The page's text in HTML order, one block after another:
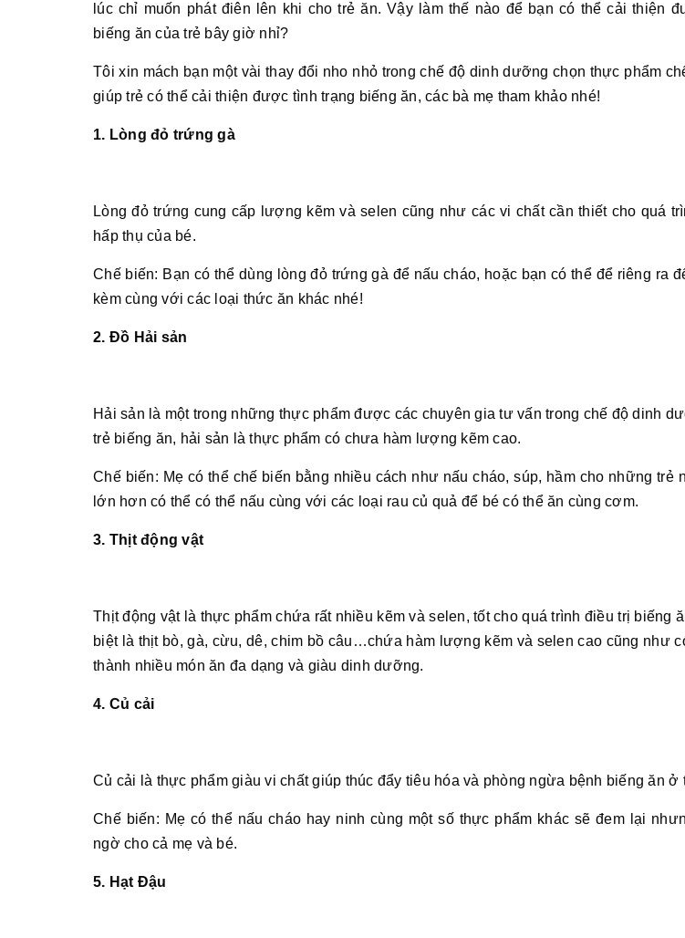
lúc chỉ muốn phát điên lên khi cho trẻ ăn. Vậy làm thế nào để bạn có thể cải thiện
biếng ăn của trẻ bây giờ nhỉ?
Tôi xin mách bạn một vài thay đổi nho nhỏ trong chế độ dinh dưỡng chọn thực phẩm
giúp trẻ có thể cải thiện được tình trạng biếng ăn, các bà mẹ tham khảo nhé!
1. Lòng đỏ trứng gà
Lòng đỏ trứng cung cấp lượng kẽm và selen cũng như các vi chất cần thiết cho quá
hấp thụ của bé.
Chế biến: Bạn có thể dùng lòng đỏ trứng gà để nấu cháo, hoặc bạn có thể để riêng ra
kèm cùng với các loại thức ăn khác nhé!
2. Đồ Hải sản
Hải sản là một trong những thực phẩm được các chuyên gia tư vấn trong chế độ dinh
trẻ biếng ăn, hải sản là thực phẩm có chưa hàm lượng kẽm cao.
Chế biến: Mẹ có thể chế biến bằng nhiều cách như nấu cháo, súp, hầm cho những trẻ
lớn hơn có thể có thể nấu cùng với các loại rau củ quả để bé có thể ăn cùng cơm.
3. Thịt động vật
Thịt động vật là thực phẩm chứa rất nhiều kẽm và selen, tốt cho quá trình điều trị biếng
biệt là thịt bò, gà, cừu, dê, chim bồ câu…chứa hàm lượng kẽm và selen cao cũng như
thành nhiều món ăn đa dạng và giàu dinh dưỡng.
4. Củ cải
Củ cải là thực phẩm giàu vi chất giúp thúc đẩy tiêu hóa và phòng ngừa bệnh biếng ăn ở
Chế biến: Mẹ có thể nấu cháo hay ninh cùng một số thực phẩm khác sẽ đem lại
ngờ cho cả mẹ và bé.
5. Hạt Đậu